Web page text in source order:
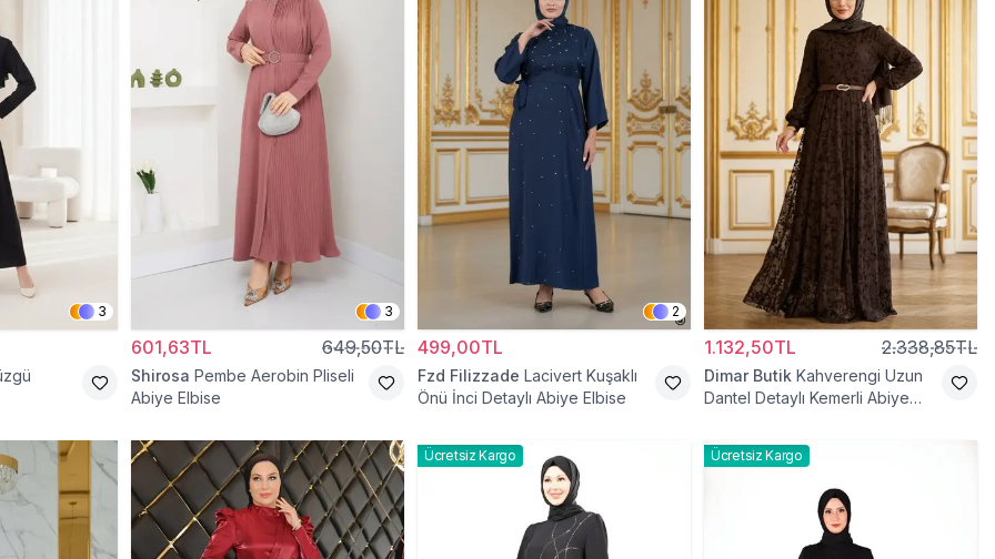
3 3
601,63TL 649,50TL
Shirosa Pembe Aerobin Pliseli
Abiye Elbise
2
499,00TL
Fzd Filizzade Lacivert Kuşaklı
Önü İnci Detaylı Abiye Elbise
1.132,50TL 2.338,85TL
Dimar Butik Kahverengi Uzun
Dantel Detaylı Kemerli Abiye
Ücretsiz Kargo Ücretsiz Kargo